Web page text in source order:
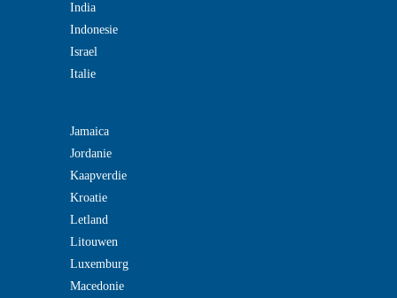
India
Indonesie
Israel
Italie
Jamaica
Jordanie
Kaapverdie
Kroatie
Letland
Litouwen
Luxemburg
Macedonie